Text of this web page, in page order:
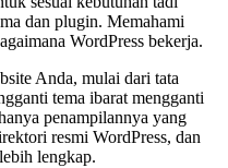
dan plugin. Memahami
WordPress bekerja.
Anda, mulai dari tata
tema ibarat mengganti
penampilannya yang
resmi WordPress, dan
lengkap.